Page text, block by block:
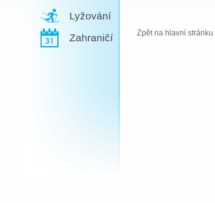
Lyžování
Zahraničí
Zpět na hlavní stránku